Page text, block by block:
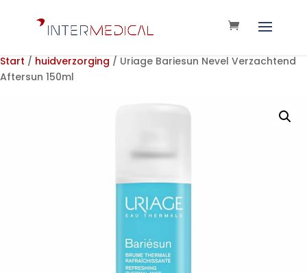
Start / huidverzorging / Uriage Bariesun Nevel Verzachtend
Aftersun 150ml